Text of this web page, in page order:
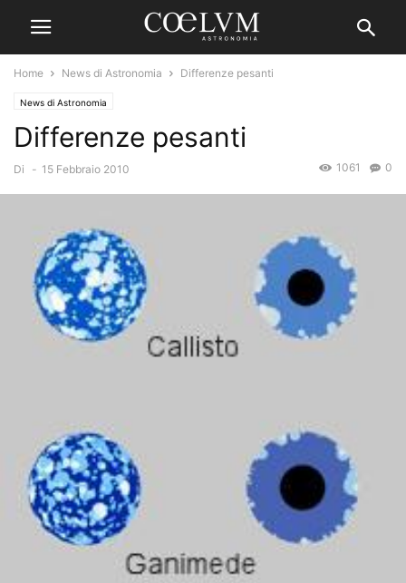
Home News di Astronomia Differenze pesanti
News di Astronomia
Differenze pesanti
Di - 15 Febbraio 2010 0
1061